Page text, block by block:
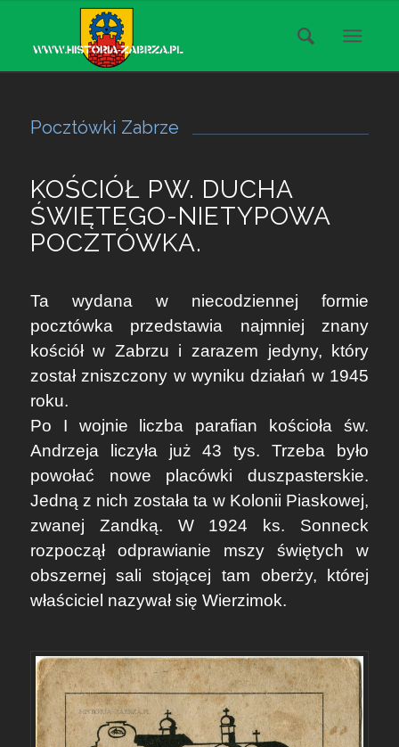
Pocztówki Zabrze
KOŚCIÓŁ PW. DUCHA
ŚWIĘTEGO-NIETYPOWA
POCZTÓWKA.
Ta wydana w niecodziennej formie
pocztówka przedstawia najmniej znany
kościół w Zabrzu i zarazem jedyny, który
został zniszczony w wyniku działań w 1945
roku.
Po I wojnie liczba parafian kościoła św.
Andrzeja liczyła już 43 tys. Trzeba było
powołać nowe placówki duszpasterskie.
Jedną z nich została ta w Kolonii Piaskowej,
zwanej Zandką. W 1924 ks. Sonneck
rozpoczął odprawianie mszy świętych w
obszernej sali stojącej tam oberży, której
właściciel nazywał się Wierzimok.